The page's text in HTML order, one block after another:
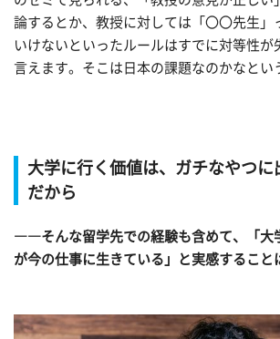
論するとか、教授に対しては「〇〇先生」
いけないといったルールはすでに対等性が
言えます。そこは日本の課題なのかなとい
大学に行く価値は、ガチなやつに
だから
――そんな留学先での経験も含めて、「大
が今の仕事に生きている」と実感すること